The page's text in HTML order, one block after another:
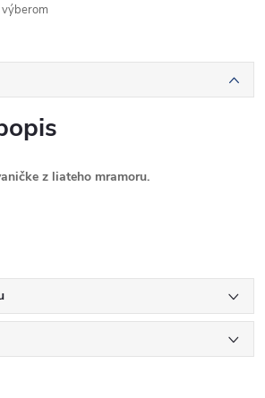
z liateho mramoru.